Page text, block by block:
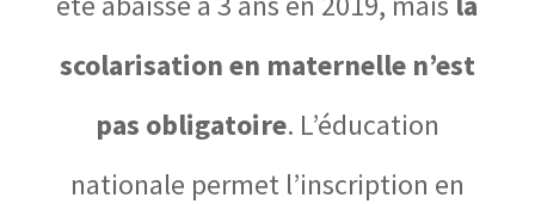
scolarisation en maternelle n’est
pas obligatoire. L’éducation
nationale permet l’inscription en